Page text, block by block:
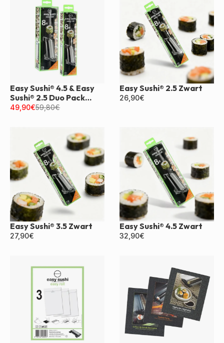
Easy Sushi® 4.5 & Easy
Sushi® 2.5 Duo Pack
Zwart
49,90€59,80€
Easy Sushi® 2.5 Zwart
26,90€
Easy Sushi® 3.5 Zwart
27,90€
Easy Sushi® 4.5 Zwart
32,90€